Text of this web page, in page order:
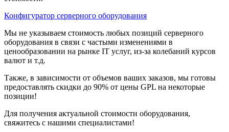
Конфигуратор серверного оборудования
Мы не указываем стоимость любых позиций серверного
оборудования в связи с частыми изменениями в
ценообразовании на рынке IT услуг, из-за колебаний курсов
валют и т.д.
Также, в зависимости от объемов ваших заказов, мы готовы
предоставлять скидки до 90% от цены GPL на некоторые
позиции!
Для получения актуальной стоимости оборудования,
свяжитесь с нашими специалистами!